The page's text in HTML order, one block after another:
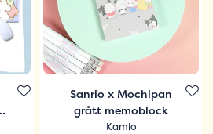
Sanrio x Mochipan
grått memoblock
Kamio